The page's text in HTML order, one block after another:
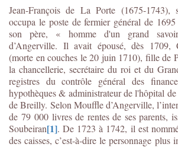
Jean-François de La Porte (1675-1743),
occupa le poste de fermier général de
son père, « homme d'un grand
d’Angerville. Il avait épousé, dès 1709,
(morte en couches le 20 juin 1710), fille de
la chancellerie, secrétaire du roi et du
registres du contrôle général des
hypothèques & administrateur de l'hôpital
de Breilly. Selon Mouffle d’Angerville,
de 79 000 livres de rentes de ses parents,
Soubeiran[1]. De 1723 à 1742, il est
des caisses, c’est-à-dire le personnage plus